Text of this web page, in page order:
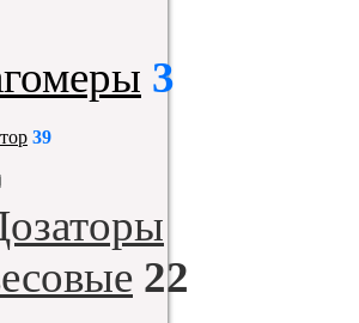
3
39
22